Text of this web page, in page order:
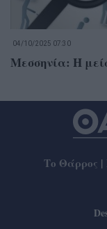
04/10/2025 07:30
Μεσσηνία: Η
Το Θάρρος |